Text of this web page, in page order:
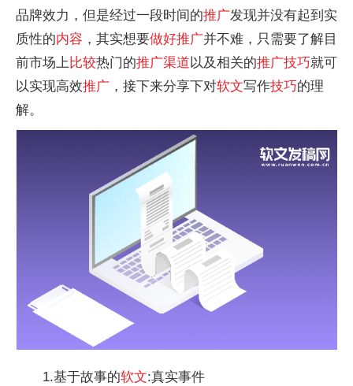
品牌效力，但是经过一段时间的推广发现并没有起到实
质性的内容 ，其实想要做好推广并不难，只需要了解目
前市场上比较热门的推广渠道以及相关的推广技巧就可
以实现高效推广 ，接下来分享下对软文写作技巧的理
解。
1.基于故事的软文:真实事件